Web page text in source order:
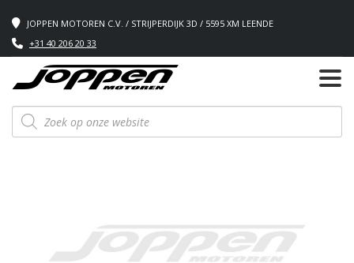
JOPPEN MOTOREN C.V. / STRIJPERDIJK 3D / 5595 XM LEENDE
+31 40 206 20 33
Producten
zoeken